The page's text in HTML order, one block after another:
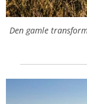
Den gamle